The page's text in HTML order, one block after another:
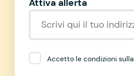
Accetto le condizioni sulla